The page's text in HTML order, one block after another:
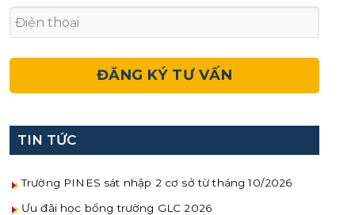
TIN TỨC
Trường PINES sát nhập 2 cơ sở từ tháng 10/2026
Ưu đãi học bổng trường GLC 2026